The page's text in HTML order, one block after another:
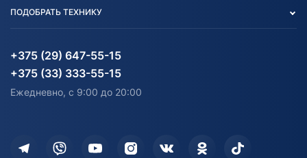
Блог
Карта сайта
Согласие на обработку
Информация до получения
согласия на обработку
Доставка
Дополнительные услуги
Агротехника
Водный транспорт
Электротранспорт
Здоровье
ПОДОБРАТЬ ТЕХНИКУ
Агротехника
Электротранспорт
+375 (29) 647-55-15
+375 (33) 333-55-15
Ежедневно, с 9:00 до 20:00